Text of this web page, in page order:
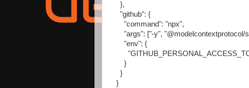
},
"github": {
"command": "npx",
"args": ["-y", "@modelcontextprotocol/
"env": {
}
}
}